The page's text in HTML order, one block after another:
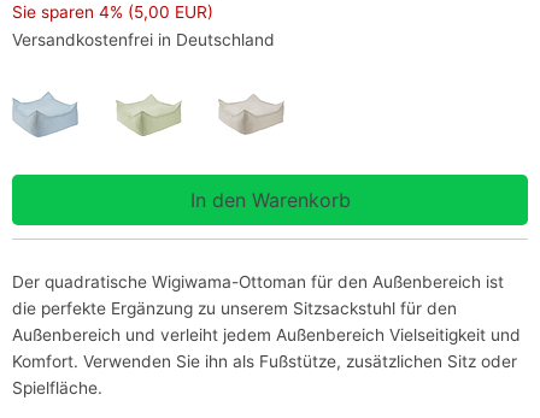
Sie sparen 4% (5,00 EUR)
Versandkostenfrei in Deutschland
Der quadratische Wigiwama-Ottoman für den Außenbereich ist
die perfekte Ergänzung zu unserem Sitzsackstuhl für den
Außenbereich und verleiht jedem Außenbereich Vielseitigkeit und
Komfort. Verwenden Sie ihn als Fußstütze, zusätzlichen Sitz oder
Spielfläche.